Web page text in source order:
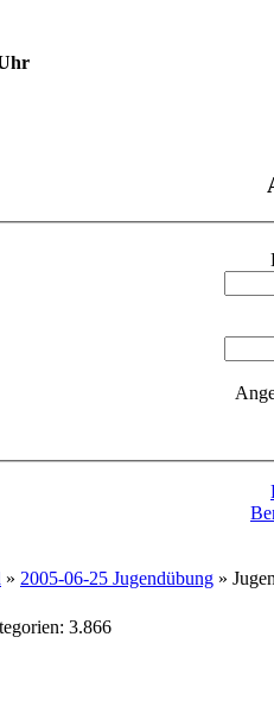
» 2005-06-25 Jugendübung »
3.866